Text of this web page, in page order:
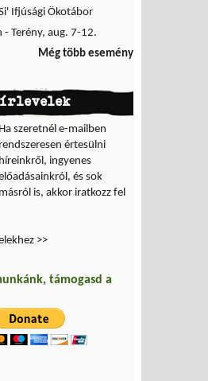
Ifjúsági Ökotábor
- Terény, aug. 7-12.
Még több esemény
Ha szeretnél e-mailben
rendszeresen értesülni
híreinkről, ingyenes
és sok
másról is, akkor iratkozz fel
>>
támogasd a